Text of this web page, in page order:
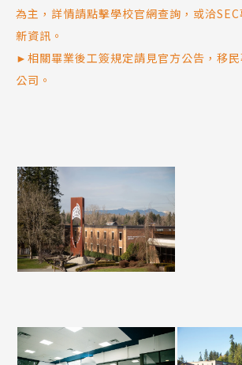
為主，詳情請點擊學校官網查詢，或洽
新資訊。
►相關畢業後工簽規定請見官方公告，移
公司。